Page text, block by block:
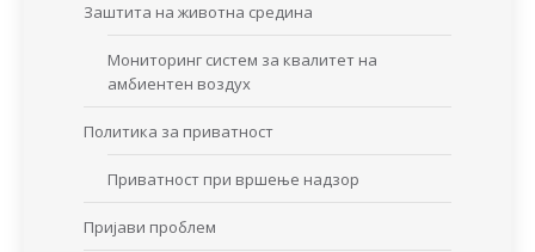
Заштита на животна средина
Мониторинг систем за квалитет на
амбиентен воздух
Политика за приватност
Приватност при вршење надзор
Пријави проблем